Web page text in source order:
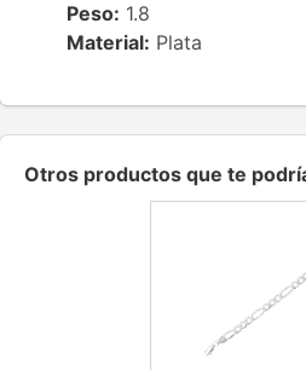
Peso: 1.8
Material: Plata
Otros productos que te